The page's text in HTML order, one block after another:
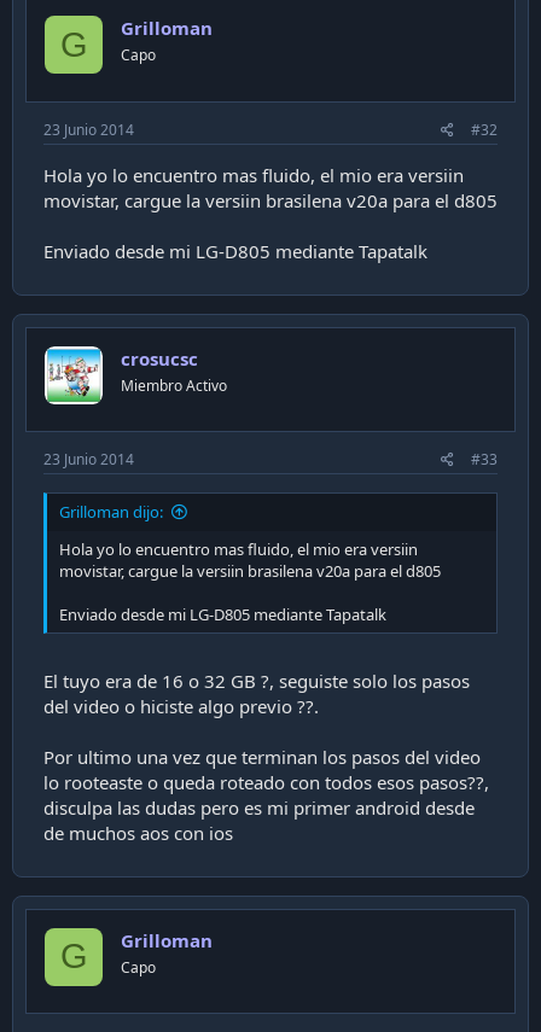
G Grilloman
Capo
23 Junio 2014 #32
Hola yo lo encuentro mas fluido, el mio era versiin
movistar, cargue la versiin brasilena v20a para el d805
Enviado desde mi LG-D805 mediante Tapatalk
crosucsc
Miembro Activo
23 Junio 2014 #33
Grilloman dijo:
Hola yo lo encuentro mas fluido, el mio era versiin
movistar, cargue la versiin brasilena v20a para el d805
Enviado desde mi LG-D805 mediante Tapatalk
El tuyo era de 16 o 32 GB ?, seguiste solo los pasos
del video o hiciste algo previo ??.
Por ultimo una vez que terminan los pasos del video
lo rooteaste o queda roteado con todos esos pasos??,
disculpa las dudas pero es mi primer android desde
de muchos aos con ios
G Grilloman
Capo